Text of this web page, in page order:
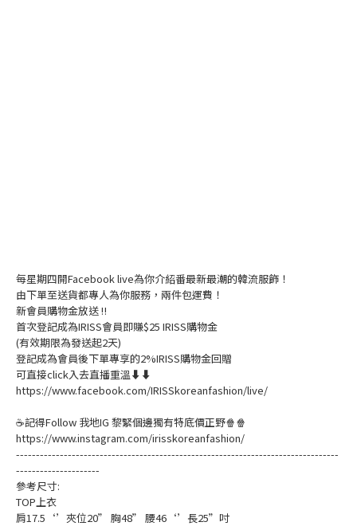
每星期四開Facebook live為你介紹番最新最潮的韓流服飾！
由下單至送貨都專人為你服務，兩件包運費！
新會員購物金放送 ‼️
首次登記成為IRISS會員即賺$25 IRISS購物金
(有效期限為發送起2天)
登記成為會員後下單專享的2%IRISS購物金回贈
可直接click入去直播重溫⬇⬇
https://www.facebook.com/IRISSkoreanfashion/live/
☕記得Follow 我地IG 黎緊個邊獨有特底價正野🍿🍿
https://www.instagram.com/irisskoreanfashion/
---------------------------------------------------------------------------------
---------------------
參考尺寸:
TOP上衣
肩17.5‘’夾位20” 胸48” 腰46‘’長25”吋